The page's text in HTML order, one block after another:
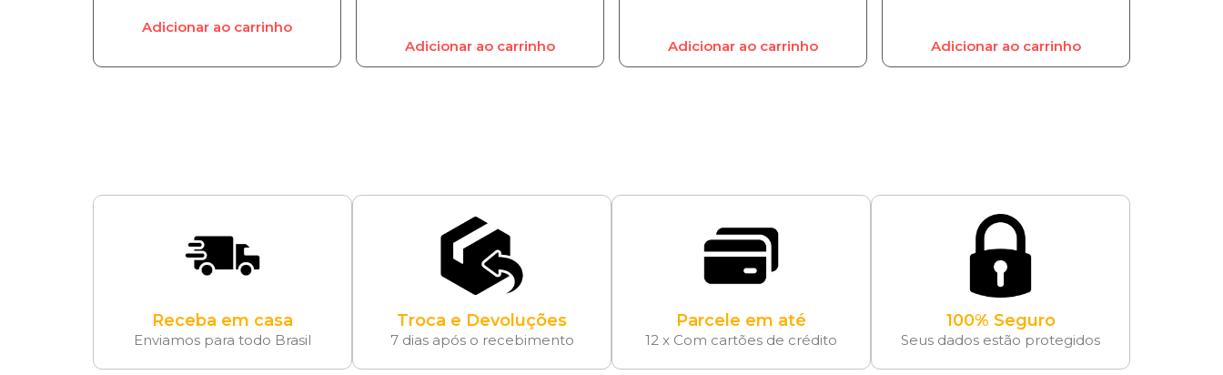
Adicionar ao carrinho
Adicionar ao carrinho Adicionar ao carrinho Adicionar ao carrinho
Receba em casa
Enviamos para todo Brasil
Troca e Devoluções
7 dias após o recebimento
Parcele em até
12 x Com cartões de crédito
100% Seguro
Seus dados estão protegidos